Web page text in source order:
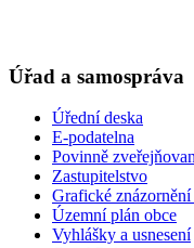
Úřad a samospráva
Úřední deska
E-podatelna
Povinně
Zastupitelstvo
Grafické
Územní plán obce
Vyhlášky a usnesení